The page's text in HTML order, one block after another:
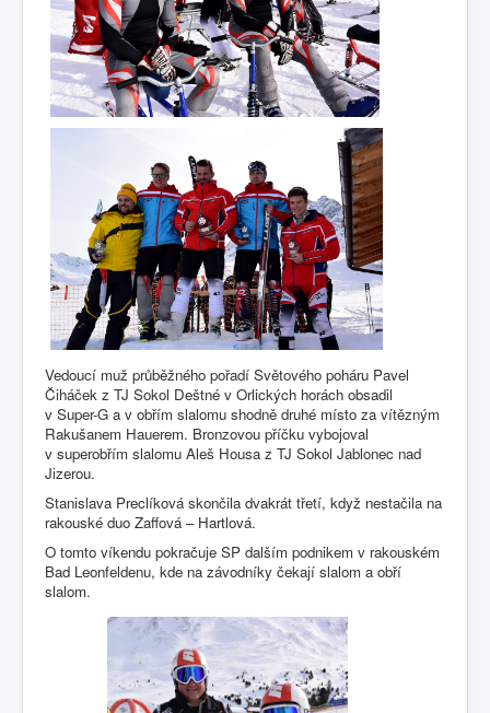
Vedoucí muž průběžného pořadí Světového poháru Pavel
Čiháček z TJ Sokol Deštné v Orlických horách obsadil
v Super-G a v obřím slalomu shodně druhé místo za vítězným
Rakušanem Hauerem. Bronzovou příčku vybojoval
v superobřím slalomu Aleš Housa z TJ Sokol Jablonec nad
Jizerou.
Stanislava Preclíková skončila dvakrát třetí, když nestačila na
rakouské duo Zaffová – Hartlová.
O tomto víkendu pokračuje SP dalším podnikem v rakouském
Bad Leonfeldenu, kde na závodníky čekají slalom a obří
slalom.